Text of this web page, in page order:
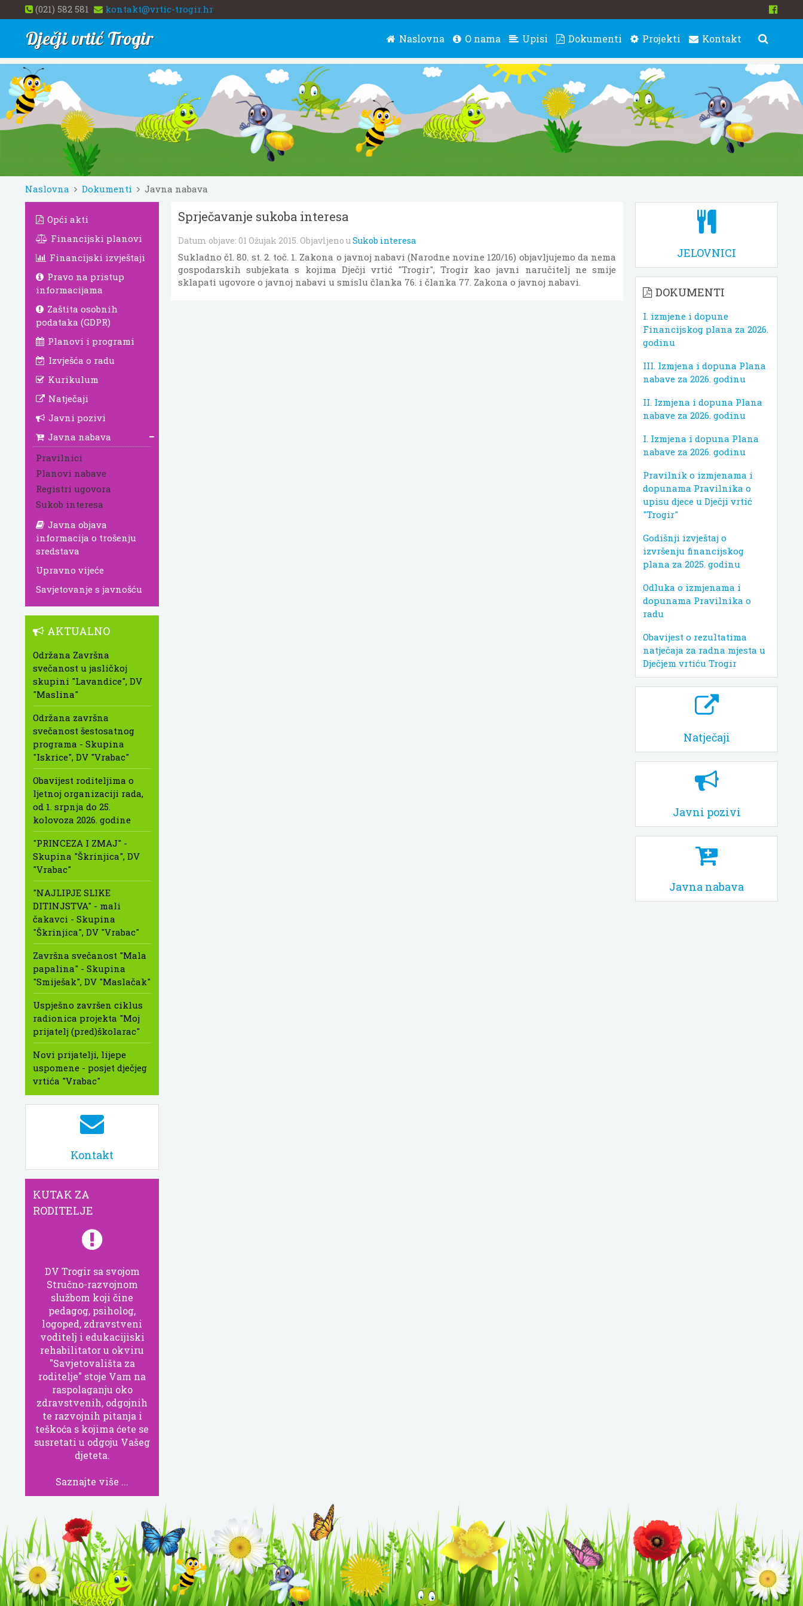
(021) 582 581 kontakt@vrtic-trogir.hr
Dječji vrtić Trogir Naslovna O nama Upisi Dokumenti Projekti Kontakt
Naslovna Dokumenti Javna nabava
Sprječavanje sukoba interesa
Datum objave: 01 Ožujak 2015. Objavljeno uSukob interesa
Sukladno čl. 80. st. 2. toč. 1. Zakona o javnoj nabavi (Narodne novine 120/16) objavljujemo da nema
gospodarskih subjekata s kojima Dječji vrtić "Trogir", Trogir kao javni naručitelj ne smije
sklapati ugovore o javnoj nabavi u smislu članka 76. i članka 77. Zakona o javnoj nabavi.
Opći akti
Financijski planovi
Financijski izvještaji
Pravo na pristup
informacijama
Zaštita osobnih
podataka (GDPR)
Planovi i programi
Izvješća o radu
Kurikulum
Natječaji
Javni pozivi
Javna nabava
Pravilnici
Planovi nabave
Registri ugovora
Sukob interesa
Javna objava
informacija o trošenju
sredstava
Upravno vijeće
Savjetovanje s javnošću
AKTUALNO
Održana Završna
svečanost u jasličkoj
skupini "Lavandice", DV
"Maslina"
Održana završna
svečanost šestosatnog
programa - Skupina
"Iskrice", DV "Vrabac"
Obavijest roditeljima o
ljetnoj organizaciji rada,
od 1. srpnja do 25.
kolovoza 2026. godine
"PRINCEZA I ZMAJ" -
Skupina "Škrinjica", DV
"Vrabac"
"NAJLIPJE SLIKE
DITINJSTVA" - mali
čakavci - Skupina
"Škrinjica", DV "Vrabac"
Završna svečanost "Mala
papalina" - Skupina
"Smiješak", DV "Maslačak"
Uspješno završen ciklus
radionica projekta "Moj
prijatelj (pred)školarac"
Novi prijatelji, lijepe
uspomene - posjet dječjeg
vrtića "Vrabac"
Kontakt
KUTAK ZA
RODITELJE
DV Trogir sa svojom
Stručno-razvojnom
službom koji čine
pedagog, psiholog,
logoped, zdravstveni
voditelj i edukacijiski
rehabilitator u okviru
"Savjetovališta za
roditelje" stoje Vam na
raspolaganju oko
zdravstvenih, odgojnih
te razvojnih pitanja i
teškoća s kojima ćete se
susretati u odgoju Vašeg
djeteta.
Saznajte više ...
JELOVNICI
DOKUMENTI
I. izmjene i dopune
Financijskog plana za 2026.
godinu
III. Izmjena i dopuna Plana
nabave za 2026. godinu
II. Izmjena i dopuna Plana
nabave za 2026. godinu
I. Izmjena i dopuna Plana
nabave za 2026. godinu
Pravilnik o izmjenama i
dopunama Pravilnika o
upisu djece u Dječji vrtić
"Trogir"
Godišnji izvještaj o
izvršenju financijskog
plana za 2025. godinu
Odluka o izmjenama i
dopunama Pravilnika o
radu
Obavijest o rezultatima
natječaja za radna mjesta u
Dječjem vrtiću Trogir
Natječaji
Javni pozivi
Javna nabava